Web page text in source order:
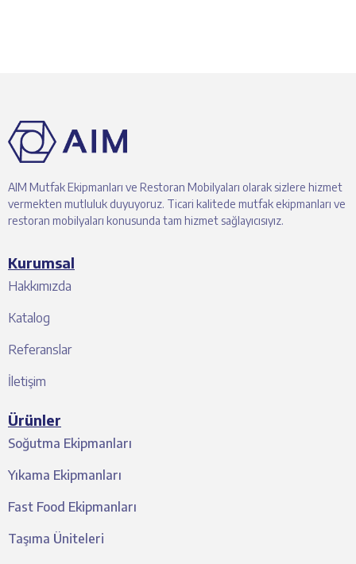
AIM Mutfak Ekipmanları ve Restoran Mobilyaları olarak sizlere hizmet
vermekten mutluluk duyuyoruz. Ticari kalitede mutfak ekipmanları ve
restoran mobilyaları konusunda tam hizmet sağlayıcısıyız.
Kurumsal
Hakkımızda
Katalog
Referanslar
İletişim
Ürünler
Soğutma Ekipmanları
Yıkama Ekipmanları
Fast Food Ekipmanları
Taşıma Üniteleri